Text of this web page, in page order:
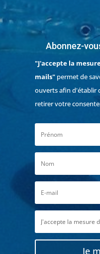
Abonnez-
"J'accepte la
mails"permet de
ouverts afin d'établir
retirer votre
Je